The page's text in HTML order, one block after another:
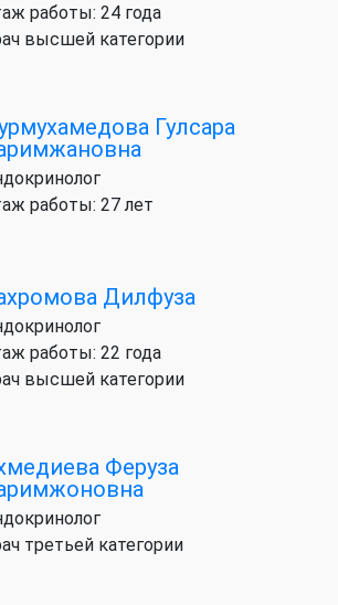
работы: 24 года
высшей категории
Гулсара
работы: 27 лет
Дилфуза
работы: 22 года
высшей категории
Феруза
третьей категории